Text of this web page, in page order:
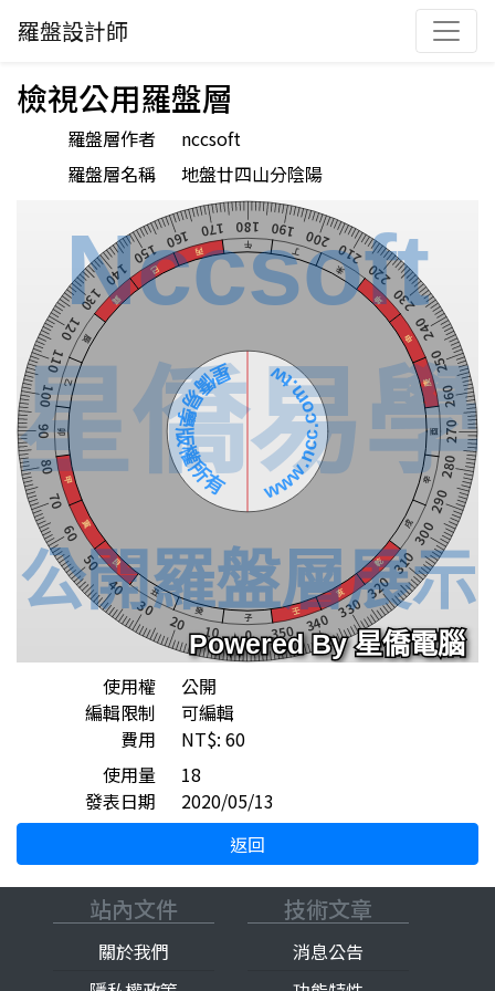
羅盤設計師
檢視公用羅盤層
羅盤層作者
nccsoft
羅盤層名稱
地盤廿四山分陰陽
使用權
公開
編輯限制
可編輯
費用
NT$: 60
使用量
18
發表日期
2020/05/13
返回
站內文件
關於我們
技術文章
消息公告